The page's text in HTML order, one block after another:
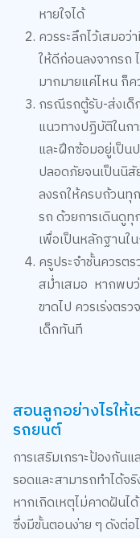
หายใจได้
ควรระลึกไว้เสมอ
ให้ดีก่อนลงจากรถ
มากมายแค่ไหน ก็
กรณีรถตู้รับ-ส่งเด็
แนวทางปฏิบัติในก
และฝึกซ้อมอยู่เป็น
ปลอดภัยจนเป็นนิสั
ลงรถให้ครบถ้วนทุ
รถ ด้วยการเดินดู
เพื่อเป็นหลักฐานใ
ครูประจำชั้นควรต
สม่ำเสมอ หากพบ
ขาดไป ควรเร่งตร
เด็กทันที
สอนลูกอย่างไรให้
รถยนต์
การเสริมเกราะป้องกัน
รอดและสามารถทำได้
หากเกิดเหตุไม่คาดฝันไ
ซึ่งมีขั้นตอนง่าย ๆ ดังต่อ